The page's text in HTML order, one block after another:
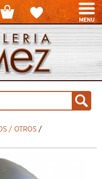
/ OTROS /